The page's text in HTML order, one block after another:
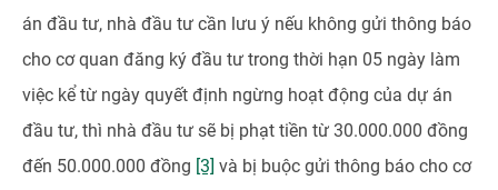
án đầu tư, nhà đầu tư cần lưu ý nếu không gửi thông báo
cho cơ quan đăng ký đầu tư trong thời hạn 05 ngày làm
việc kể từ ngày quyết định ngừng hoạt động của dự án
đầu tư, thì nhà đầu tư sẽ bị phạt tiền từ 30.000.000 đồng
đến 50.000.000 đồng [3] và bị buộc gửi thông báo cho cơ